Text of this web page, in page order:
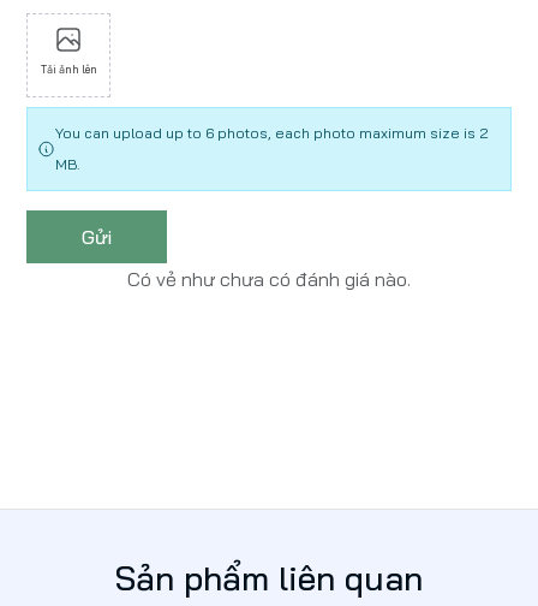
Tải ảnh lên
You can upload up to 6 photos, each photo maximum size is 2
MB.
Gửi
Có vẻ như chưa có đánh giá nào.
Sản phẩm liên quan